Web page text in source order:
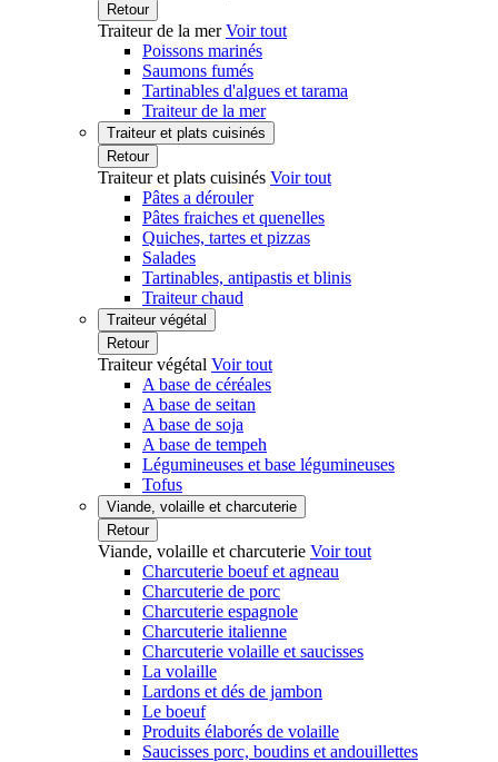
Retour
Traiteur de la merVoir tout
Poissons marinés
Saumons fumés
Tartinables d'algues et tarama
Traiteur de la mer
Traiteur et plats cuisinés
Retour
Traiteur et plats cuisinés Voir tout
Pâtes a dérouler
Pâtes fraiches et quenelles
Quiches, tartes et pizzas
Salades
Tartinables, antipastis et blinis
Traiteur chaud
Traiteur végétal
Retour
Traiteur végétal Voir tout
A base de céréales
A base de seitan
A base de soja
A base de tempeh
Légumineuses et base légumineuses
Tofus
Viande, volaille et charcuterie
Retour
Viande, volaille et charcuterie Voir tout
Charcuterie boeuf et agneau
Charcuterie de porc
Charcuterie espagnole
Charcuterie italienne
Charcuterie volaille et saucisses
La volaille
Lardons et dés de jambon
Le boeuf
Produits élaborés de volaille
Saucisses porc, boudins et andouillettes